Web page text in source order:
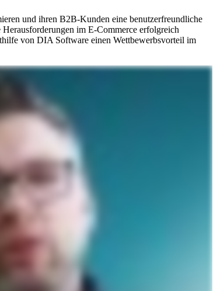
und ihren B2B-Kunden eine benutzerfreundliche
im E-Commerce erfolgreich
von DIA Software einen Wettbewerbsvorteil im